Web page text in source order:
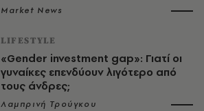
Market News
LIFESTYLE
«Gender investment gap»: Γιατί οι
γυναίκες επενδύουν λιγότερο από
τους άνδρες;
Λαμπρινή Τρούγκου